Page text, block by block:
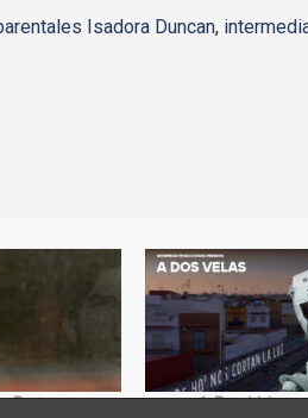
Isadora Duncan,
Portuguesa A Dos Velas